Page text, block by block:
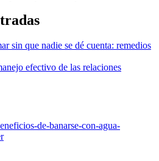
sin que nadie se dé cuenta: remedios
efectivo de las relaciones